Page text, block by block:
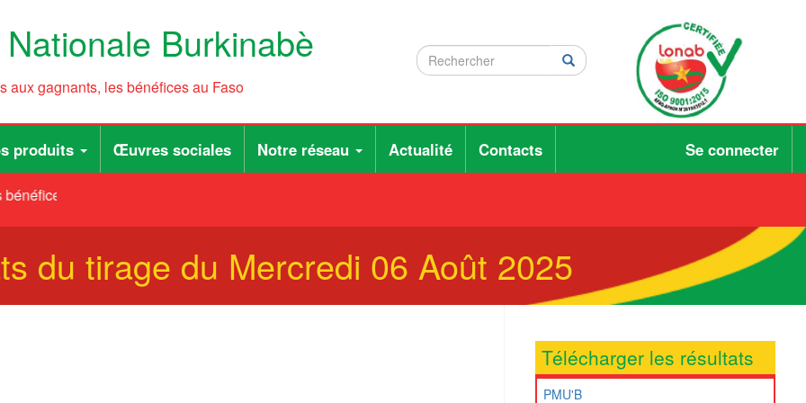
Burkinabè
aux gagnants, les bénéfices au Faso Rechercher
Rechercher Rechercher
produits Œuvres sociales Notre réseau Actualité Contacts Se connecter
au Faso
du tirage du Mercredi 06 Août 2025
Télécharger les résultats
PMU'B